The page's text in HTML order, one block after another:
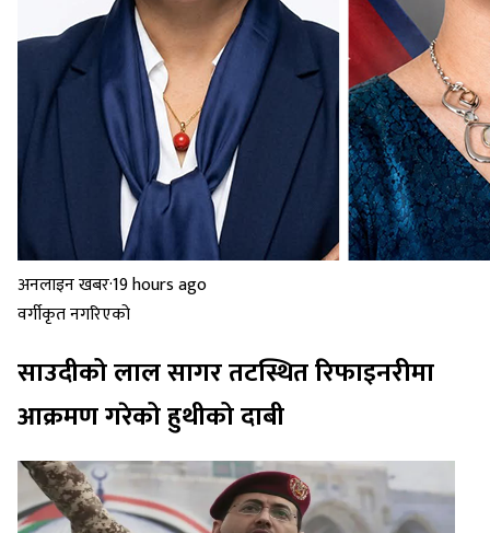
अनलाइन खबर·19 hours ago
वर्गीकृत नगरिएको
साउदीको लाल सागर तटस्थित रिफाइनरीमा
आक्रमण गरेको हुथीको दाबी